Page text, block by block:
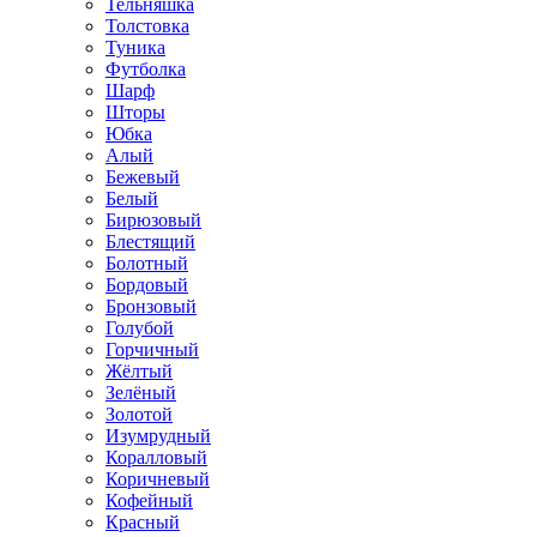
Толстовка
Туника
Футболка
Шарф
Шторы
Юбка
Алый
Бежевый
Белый
Бирюзовый
Блестящий
Болотный
Бордовый
Бронзовый
Голубой
Горчичный
Жёлтый
Зелёный
Золотой
Изумрудный
Коралловый
Коричневый
Кофейный
Красный